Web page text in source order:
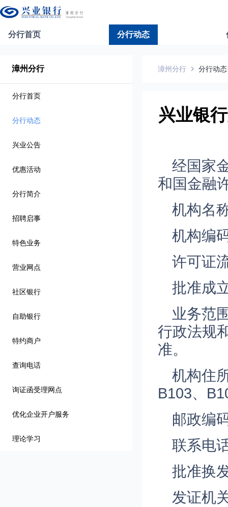
分行首页 分行动态
漳州分行
分行首页
分行动态
兴业公告
优惠活动
分行简介
招聘启事
特色业务
营业网点
社区银行
自助银行
特约商户
查询电话
询证函受理网点
优化企业开户服务
理论学习
漳州分行 分行动态
兴业银
经国家
和国金融
机构名
机构编
许可证
批准成
业务范
行政法规
准。
机构住
B103、
邮政编
联系电
批准换
发证机